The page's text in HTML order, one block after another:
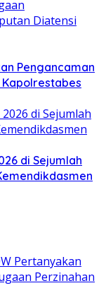
Pengancaman
di Sejumlah